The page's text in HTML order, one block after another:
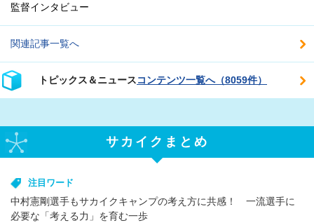
監督インタビュー
関連記事一覧へ
トピックス＆ニュースコンテンツ一覧へ（8059件）
サカイクまとめ
注目ワード
中村憲剛選手もサカイクキャンプの考え方に共感！ 一流選手に
必要な「考える力」を育む一歩